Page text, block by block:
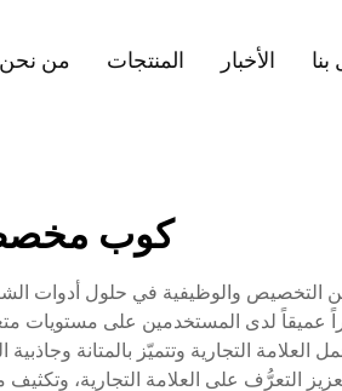
من نحن المنتجات الأخبار
كوب
والوظيفية في حلول أدوات
عميقاً لدى المستخدمين على
العلامة التجارية وتتميّز بالمتانة
التعرُّف على العلامة التجارية،